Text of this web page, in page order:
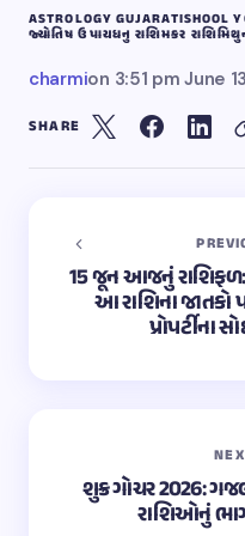
ASTROLOGY GUJARATISHOOL
જ્યોતિષ ઉપાયધનુ રાશિમકર રાશિ
charmion 3:51 pm June
SHARE
15 જૂન આજનું રાશિફળ:
આ રાશિના જાતકો
પ્રોપર્ટીના
શુક્ર ગોચર 2026:
રાશિઓનું